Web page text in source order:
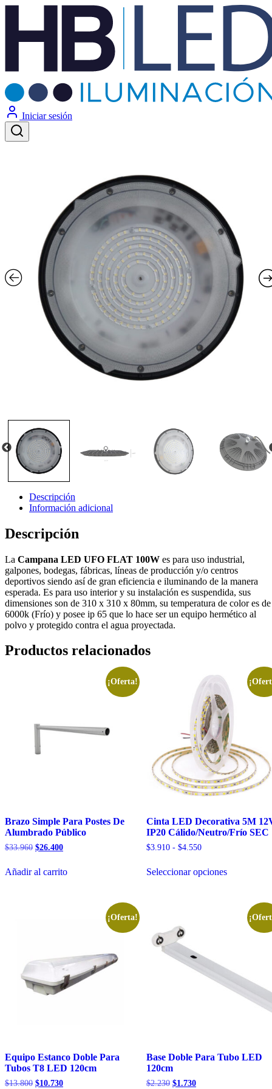
Iniciar sesión
Descripción
Información adicional
Descripción
La Campana LED UFO FLAT 100W es para uso industrial,
galpones, bodegas, fábricas, líneas de producción y/o centros
deportivos siendo así de gran eficiencia e iluminando de la manera
esperada. Es para uso interior y su instalación es suspendida, sus
dimensiones son de 310 x 310 x 80mm, su temperatura de color es de
6000k (Frío) y posee ip 65 que lo hace ser un equipo hermético al
polvo y protegido contra el agua proyectada.
Productos relacionados
¡Oferta!
Brazo Simple Para Postes De
Alumbrado Público
$33.960 El
original
era:
$26.400El
es:
Añadir al carrito
Cinta LED Decorativa 5M
IP20 Cálido/Neutro/Frío SEC
$3.910 - $4.550Rango
precios:
desde
Seleccionar opcionesproducto
variantes.
opciones
en
página
¡Oferta!
Equipo Estanco Doble Para
Tubos T8 LED 120cm
$13.800 El
$10.730El
Base Doble Para Tubo LED
120cm
$2.230 El
$1.730El